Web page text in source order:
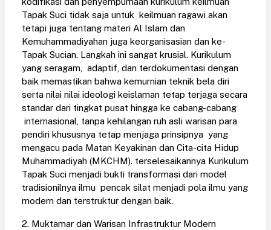
Tapak Suci tidak saja untuk keilmuan ragawi akan
tetapi juga tentang materi Al Islam dan
Kemuhammadiyahan juga keorganisasian dan ke-
Tapak Sucian. Langkah ini sangat krusial. Kurikulum
yang seragam, adaptif, dan terdokumentasi dengan
baik memastikan bahwa kemurnian teknik bela diri
serta nilai nilai ideologi keislaman tetap terjaga secara
standar dari tingkat pusat hingga ke cabang-cabang
internasional, tanpa kehilangan ruh asli warisan para
pendiri khususnya tetap menjaga prinsipnya yang
mengacu pada Matan Keyakinan dan Cita-cita Hidup
Muhammadiyah (MKCHM). terselesaikannya Kurikulum
Tapak Suci menjadi bukti transformasi dari model
tradisionilnya ilmu pencak silat menjadi pola ilmu yang
modern dan terstruktur dengan baik.
2. Muktamar dan Warisan Infrastruktur Modern